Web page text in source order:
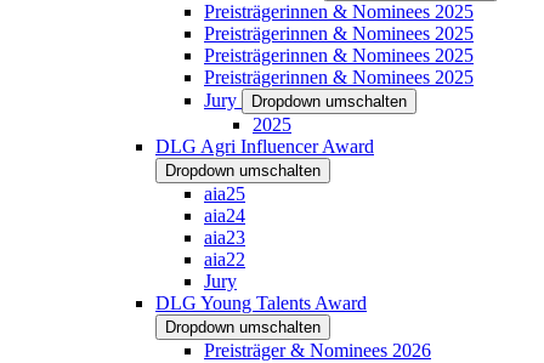
Preisträgerinnen & Nominees 2025
Preisträgerinnen & Nominees 2025
Preisträgerinnen & Nominees 2025
Preisträgerinnen & Nominees 2025
Jury
Dropdown umschalten
2025
DLG Agri Influencer Award
Dropdown umschalten
aia25
aia24
aia23
aia22
Jury
DLG Young Talents Award
Dropdown umschalten
Preisträger & Nominees 2026